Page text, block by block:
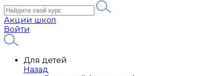
Акции школ
Войти
Для детей
Назад